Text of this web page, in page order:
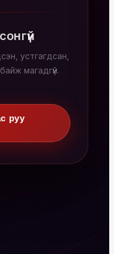
устгагдсан,
магадгүй.
руу